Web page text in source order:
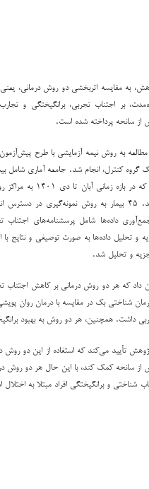
به مقایسه اثربخشی دو روش درمانی،
بر اجتناب تجربی، برانگیختگی و
از سانحه پرداخته شده است.
به روش نیمه‌ آزمایشی با طرح
گروه کنترل، انجام شد. جامعه آماری شامل
پس از سانحه بود که در
مراجعه کرده بودند. ۴۵ بیمار به روش نمونه‌گیری
داده‌ها شامل پرسشنامه‌های اجتناب
و تحلیل داده‌ها به صورت توصیفی و نتایج با
داد که هر دو روش درمانی بر کاهش اجتناب
شناختی بک در مقایسه با درمان روان
داشت. همچنین، هر دو روش به بهبود
تأیید می‌کند که استفاده از این دو روش
سانحه کمک کند، با این حال هر دو روش
شناختی و برانگیختگی افراد مبتلا به